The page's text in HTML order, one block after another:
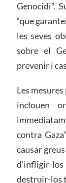
Genocidi”.
“que
les seves
sobre el
prevenir i
Les
inclouen
contra
causar
d’infligir-
destruir-los